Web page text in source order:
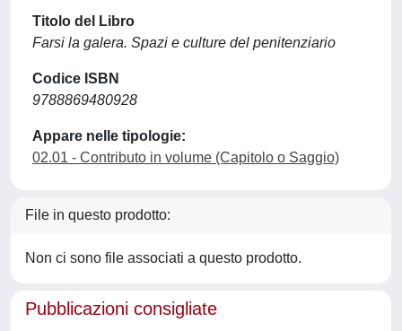
Titolo del Libro
Farsi la galera. Spazi e culture del penitenziario
Codice ISBN
9788869480928
Appare nelle tipologie:
02.01 - Contributo in volume (Capitolo o Saggio)
File in questo prodotto:
Non ci sono file associati a questo prodotto.
Pubblicazioni consigliate